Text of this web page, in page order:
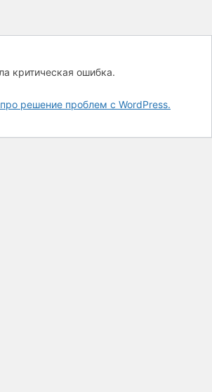
критическая ошибка.
решение проблем с WordPress.